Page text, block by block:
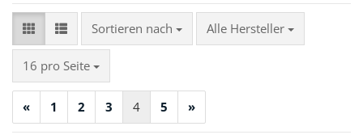
Sortieren nach
Sortieren nach Alle Hersteller
16 pro Seite
pro Seite
« 1 2 3 4 5 »